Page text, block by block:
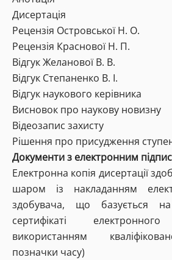
Дисертація
Рецензія Островської Н. О.
Рецензія Краснової Н. П.
Відгук Желанової В. В.
Відгук Степаненко В. І.
Відгук наукового керівника
Висновок про наукову новизну
Відеозапис захисту
Рішення про присудження
Документи з електронним
Електронна копія дисертації
шаром із накладанням
здобувача, що базується на
сертифікаті
використанням
позначки часу)